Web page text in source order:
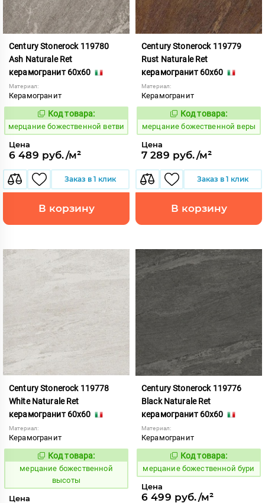
Century Stonerock 119780
Ash Naturale Ret
керамогранит 60x60
Материал:
Керамогранит
969509
Код товара:
мерцание божественной ветви
Цена
6 489 руб./м²
Заказ в 1 клик
В корзину
Century Stonerock 119779
Rust Naturale Ret
керамогранит 60x60
Материал:
Керамогранит
969508
Код товара:
мерцание божественной веры
Цена
7 289 руб./м²
Заказ в 1 клик
В корзину
Century Stonerock 119778
White Naturale Ret
керамогранит 60x60
Материал:
Керамогранит
969507
Код товара:
мерцание божественной
высоты
Цена
Century Stonerock 119776
Black Naturale Ret
керамогранит 60x60
Материал:
Керамогранит
969505
Код товара:
мерцание божественной бури
Цена
6 499 руб./м²